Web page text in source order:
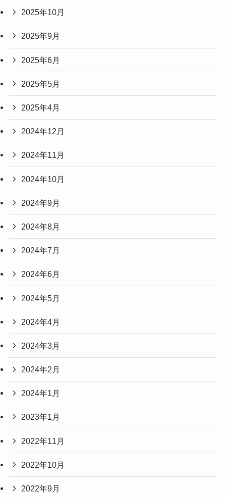
2025年10月
2025年9月
2025年6月
2025年5月
2025年4月
2024年12月
2024年11月
2024年10月
2024年9月
2024年8月
2024年7月
2024年6月
2024年5月
2024年4月
2024年3月
2024年2月
2024年1月
2023年1月
2022年11月
2022年10月
2022年9月